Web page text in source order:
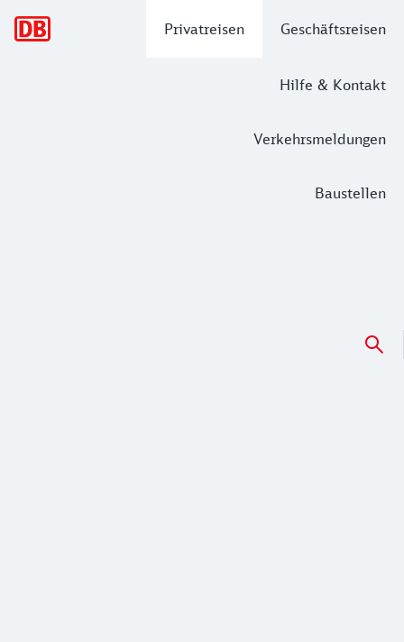
Privatreisen Geschäftsreisen
Hilfe & Kontakt
Verkehrsmeldungen
Baustellen